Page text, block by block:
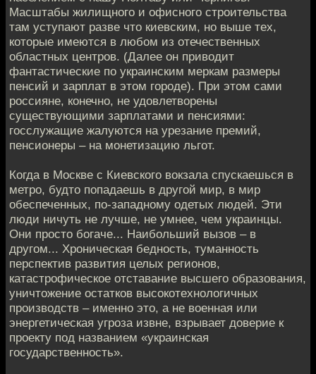
Масштабы жилищного и офисного строительства
там уступают разве что киевским, но выше тех,
которые имеются в любом из отечественных
областных центров. (Далее он приводит
фантастические по украинским меркам размеры
пенсий и зарплат в этом городе). При этом сами
россияне, конечно, не удовлетворены
существующими зарплатами и пенсиями:
госслужащие жалуются на урезание премий,
пенсионеры – на монетизацию льгот.
Когда в Москве с Киевского вокзала спускаешься в
метро, будто попадаешь в другой мир, в мир
обеспеченных, по-западному одетых людей. Эти
люди ничуть не лучше, не умнее, чем украинцы.
Они просто богаче... Наибольший вызов – в
другом... Хроническая бедность, туманность
перспектив развития целых регионов,
катастрофическое отставание высшего образования,
уничтожение остатков высокотехнологичных
производств – именно это, а не военная или
энергетическая угроза извне, взрывает доверие к
проекту под названием «украинская
государственность».